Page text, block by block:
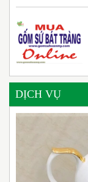
DỊCH VỤ